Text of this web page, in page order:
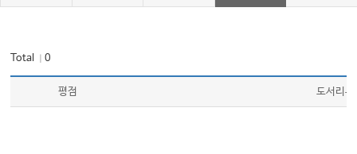
Total ｜0
평점 도서리뷰